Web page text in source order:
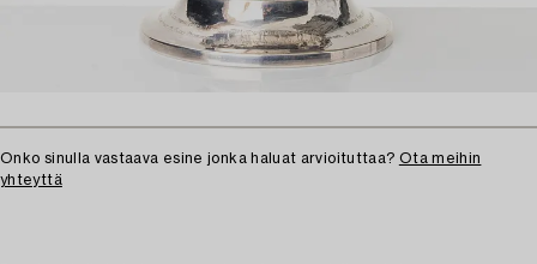
Onko sinulla vastaava esine jonka haluat arvioituttaa? Ota meihin
yhteyttä